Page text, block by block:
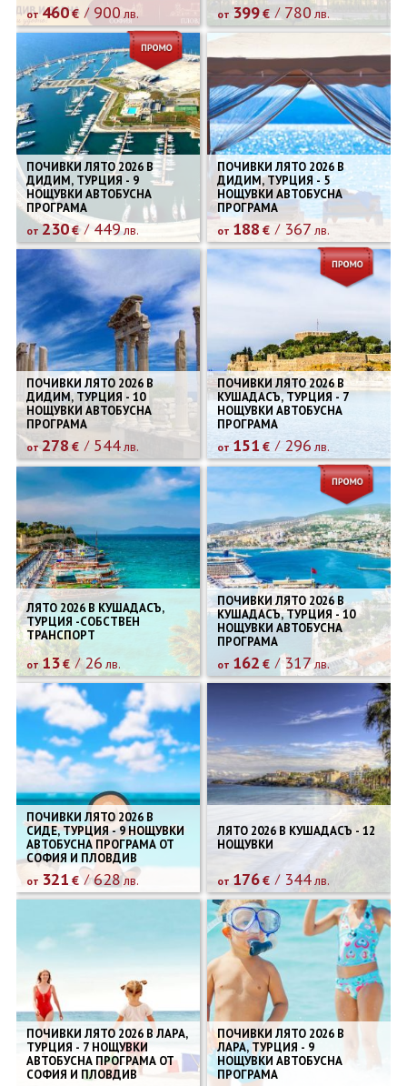
от460€ 900 лв. от 399€ 780лв.
ПОЧИВКИ ЛЯТО 2026 В
ДИДИМ, ТУРЦИЯ - 9
НОЩУВКИ АВТОБУСНА
ПРОГРАМА
от 230€ 449лв.
ПОЧИВКИ ЛЯТО 2026 В
ДИДИМ, ТУРЦИЯ - 5
НОЩУВКИ АВТОБУСНА
ПРОГРАМА
от 188 € 367 лв.
ПОЧИВКИ ЛЯТО 2026 В
ДИДИМ, ТУРЦИЯ - 10
НОЩУВКИ АВТОБУСНА
ПРОГРАМА
от278 € 544лв.
ПОЧИВКИ ЛЯТО 2026 В
КУШАДАСЪ, ТУРЦИЯ - 7
НОЩУВКИ АВТОБУСНА
ПРОГРАМА
от 151 € 296 лв.
ЛЯТО 2026 В КУШАДАСЪ,
ТУРЦИЯ -СОБСТВЕН
ТРАНСПОРТ
от 13€ 26 лв.
ПОЧИВКИ ЛЯТО 2026 В
КУШАДАСЪ, ТУРЦИЯ - 10
НОЩУВКИ АВТОБУСНА
ПРОГРАМА
от 162 € 317лв.
ПОЧИВКИ ЛЯТО 2026 В
СИДЕ, ТУРЦИЯ - 9 НОЩУВКИ
АВТОБУСНА ПРОГРАМА ОТ
СОФИЯ И ПЛОВДИВ
от 321 € 628лв.
ЛЯТО 2026 В КУШАДАСЪ - 12
НОЩУВКИ
от 176€ 344лв.
ПОЧИВКИ ЛЯТО 2026 В ЛАРА,
ТУРЦИЯ - 7 НОЩУВКИ
АВТОБУСНА ПРОГРАМА ОТ
СОФИЯ И ПЛОВДИВ
ПОЧИВКИ ЛЯТО 2026 В
ЛАРА, ТУРЦИЯ - 9
НОЩУВКИ АВТОБУСНА
ПРОГРАМА